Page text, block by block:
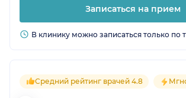
Записаться на прием
В клинику можно записаться только по
Средний рейтинг врачей 4.8